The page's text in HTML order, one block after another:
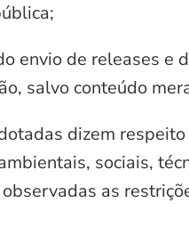
envio de releases e
salvo conteúdo
dizem
sociais,
as